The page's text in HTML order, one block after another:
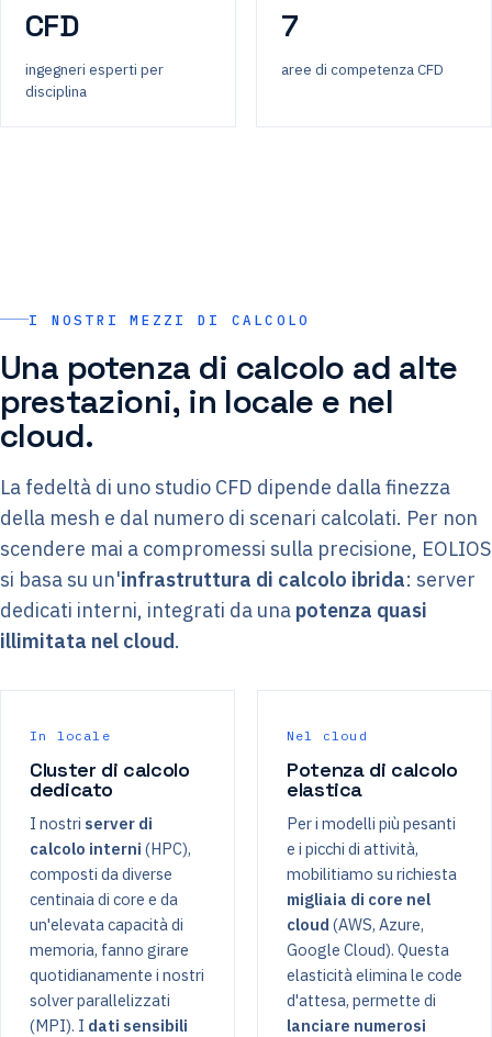
CFD
ingegneri esperti per
disciplina
7
aree di competenza CFD
I NOSTRI MEZZI DI CALCOLO
Una potenza di calcolo ad alte
prestazioni, in locale e nel
cloud.
La fedeltà di uno studio CFD dipende dalla finezza
della mesh e dal numero di scenari calcolati. Per non
scendere mai a compromessi sulla precisione, EOLIOS
si basa su un'infrastruttura di calcolo ibrida: server
dedicati interni, integrati da una potenza quasi
illimitata nel cloud.
In locale
Cluster di calcolo
dedicato
I nostri server di
calcolo interni (HPC),
composti da diverse
centinaia di core e da
un'elevata capacità di
memoria, fanno girare
quotidianamente i nostri
solver parallelizzati
(MPI). I dati sensibili
Nel cloud
Potenza di calcolo
elastica
Per i modelli più pesanti
e i picchi di attività,
mobilitiamo su richiesta
migliaia di core nel
cloud (AWS, Azure,
Google Cloud). Questa
elasticità elimina le code
d'attesa, permette di
lanciare numerosi